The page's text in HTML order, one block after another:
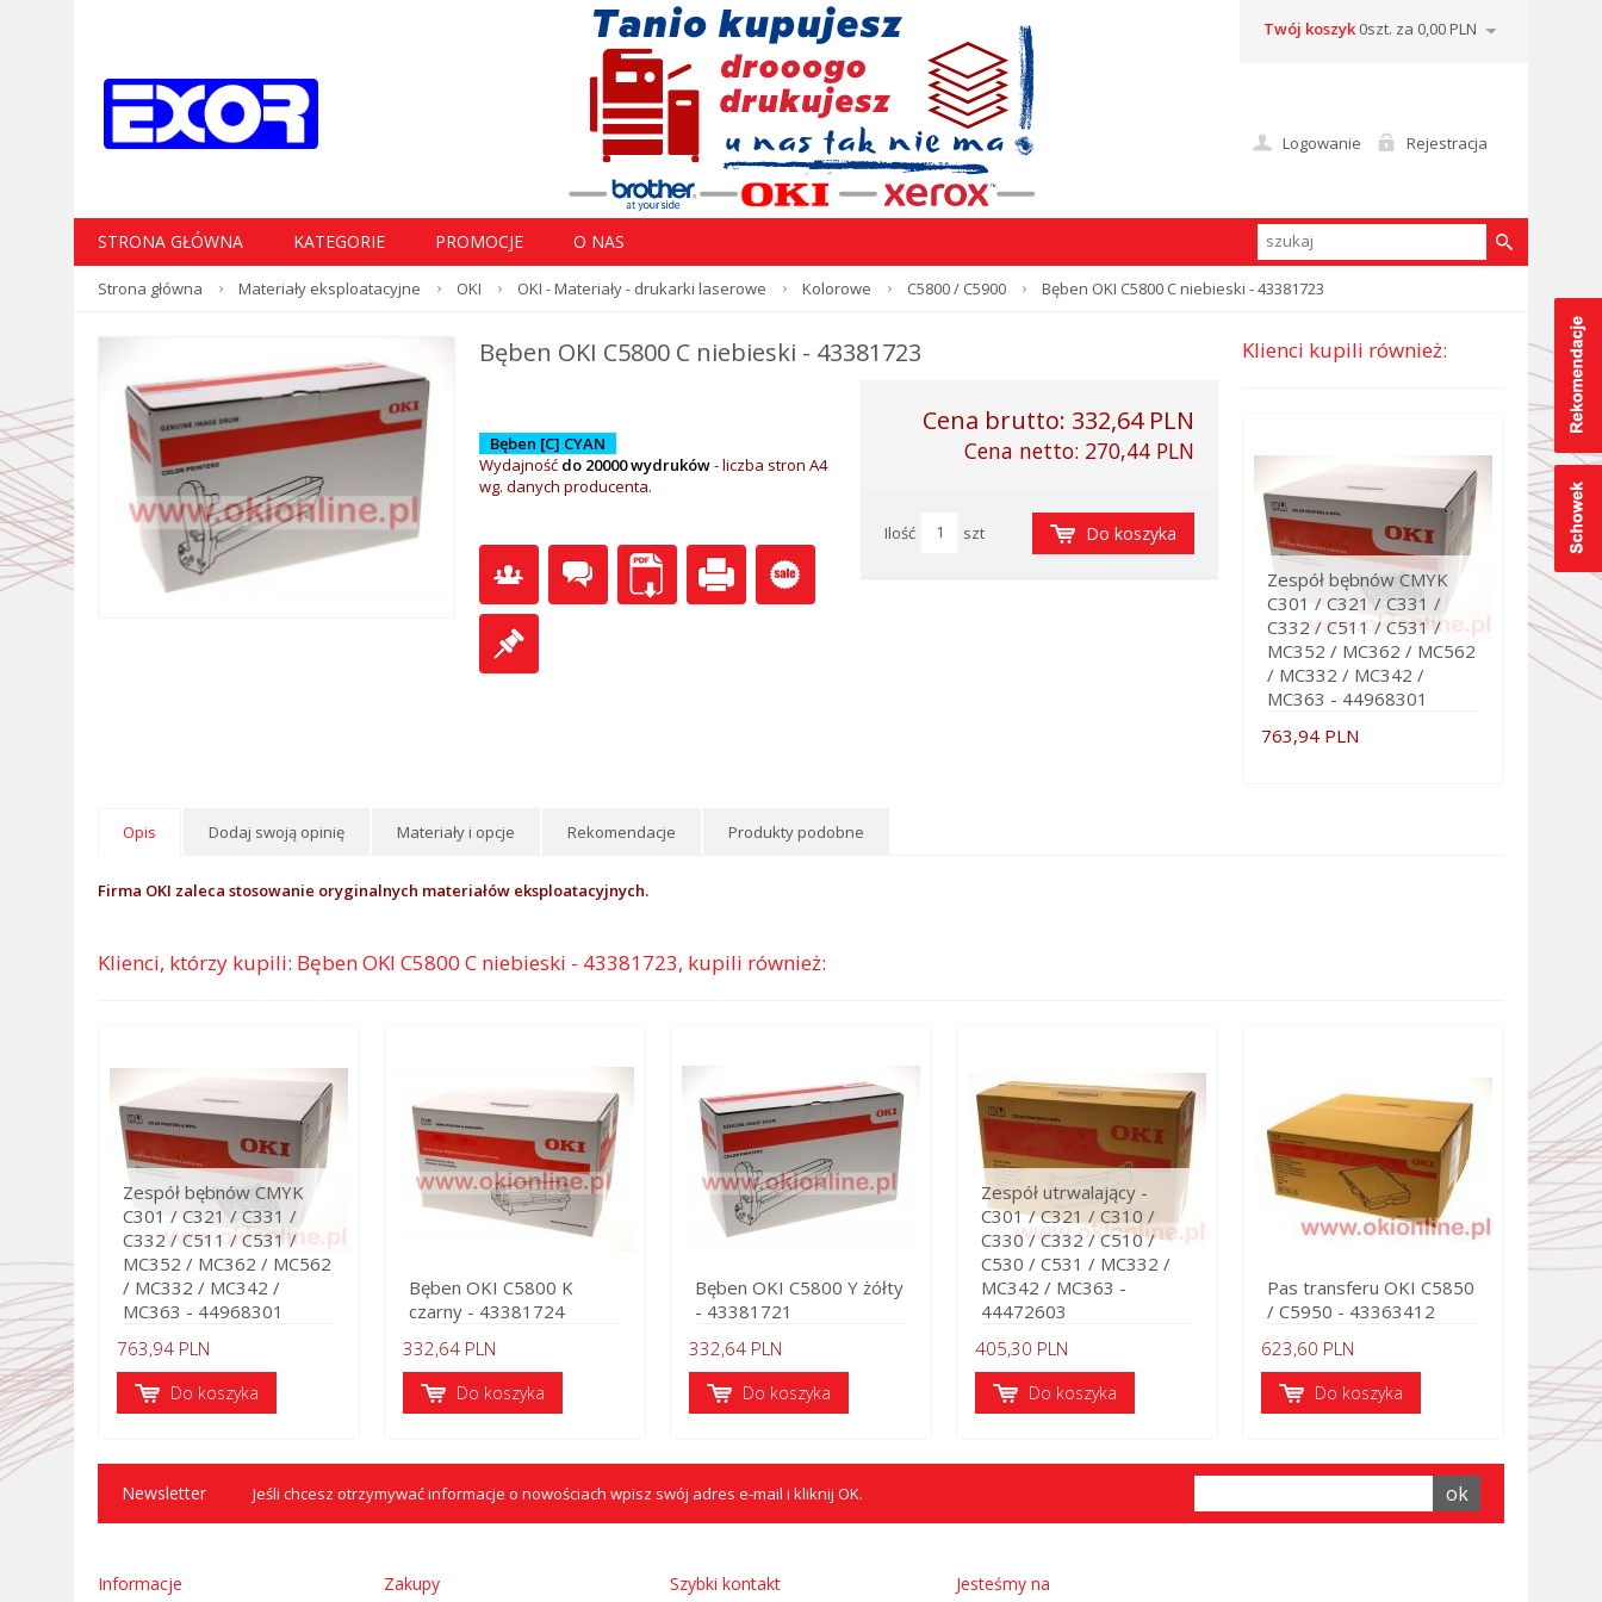
Logowanie Rejestracja
Twój koszyk 0szt. za 0,00 PLN
STRONA GŁÓWNA KATEGORIE PROMOCJE O NAS
Strona główna Materiały eksploatacyjne OKI OKI - Materiały - drukarki laserowe Kolorowe C5800 / C5900 Bęben OKI C5800 C niebieski - 43381723
Klienci kupili również:
Zespół bębnów CMYK
C301 / C321 / C331 /
C332 / C511 / C531 /
MC352 / MC362 / MC562
/ MC332 / MC342 /
MC363 - 44968301
763,94 PLN
Bęben OKI C5800 C niebieski - 43381723
Cena brutto: 332,64 PLN
Cena netto: 270,44 PLN
Ilość szt Do koszyka
Bęben [C] CYAN
Wydajność do 20000 wydruków- liczba stron A4
wg. danych producenta.
Opis Dodaj swoją opinię Materiały i opcje Rekomendacje Produkty podobne
Firma OKI zaleca stosowanie oryginalnych materiałów eksploatacyjnych.
Klienci, którzy kupili: Bęben OKI C5800 C niebieski - 43381723, kupili również:
Zespół bębnów CMYK
C301 / C321 / C331 /
C332 / C511 / C531 /
MC352 / MC362 / MC562
/ MC332 / MC342 /
MC363 - 44968301
763,94 PLN
Do koszyka
Bęben OKI C5800 K
czarny - 43381724
332,64 PLN
Do koszyka
Bęben OKI C5800 Y żółty
- 43381721
332,64 PLN
Do koszyka
Zespół utrwalający -
C301 / C321 / C310 /
C330 / C332 / C510 /
C530 / C531 / MC332 /
MC342 / MC363 -
44472603
405,30 PLN
Do koszyka
Pas transferu OKI C5850
/ C5950 - 43363412
623,60 PLN
Do koszyka
Newsletter Jeśli chcesz otrzymywać informacje o nowościach wpisz swój adres e-mail i kliknij OK.
Informacje Zakupy Szybki kontakt Jesteśmy na